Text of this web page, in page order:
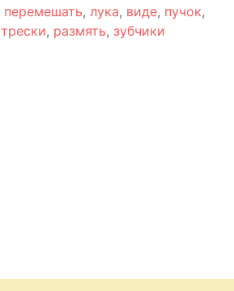
перемешать, лука, виде, пучок,
трески, размять, зубчики